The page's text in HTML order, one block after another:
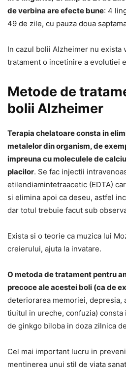
de verbina are efecte bune: 4
49 de zile, cu pauza doua
In cazul bolii Alzheimer nu exista
tratament o incetinire a evolutiei
Metode de
bolii Alzheimer
Terapia chelatoare consta in
metalelor din organism, de
impreuna cu moleculele de
placilor. Se fac injectii
etilendiamintetraacetic (EDTA)
si elimina apoi ca deseu, astfel
dar totul trebuie facut sub
Exista si o teorie ca muzica lui
creierului, ajuta la invatare.
O metoda de tratament pentru
precoce ale acestei boli (ca de
deteriorarea memoriei, depresia,
tiuitul in ureche, confuzia)
de ginkgo biloba in doza zilnica
Cel mai important lucru in
mentinerea unui stil de viata